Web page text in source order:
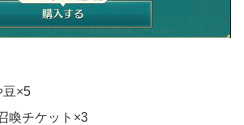
豆×5
喚チケット×3